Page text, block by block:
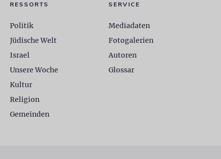
RESSORTS
Politik
Jüdische Welt
Israel
Unsere Woche
Kultur
Religion
Gemeinden
SERVICE
Mediadaten
Fotogalerien
Autoren
Glossar